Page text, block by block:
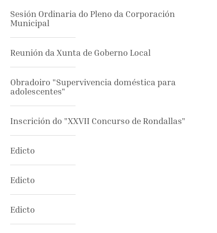
Sesión Ordinaria do Pleno da Corporación
Municipal
Reunión da Xunta de Goberno Local
Obradoiro "Supervivencia doméstica para
adolescentes"
Inscrición do "XXVII Concurso de Rondallas"
Edicto
Edicto
Edicto